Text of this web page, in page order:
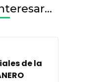
tan
mes
de la